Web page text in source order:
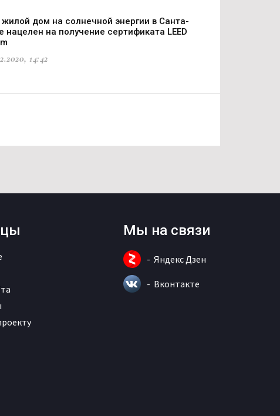
дом на солнечной энергии в Санта-
нацелен на получение сертификата LEED
14:42
Мы на связи
Яндекс Дзен
Вконтакте